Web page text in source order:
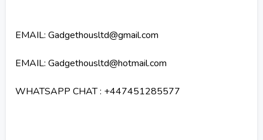
EMAIL: Gadgethousltd@gmail.com
EMAIL: Gadgethousltd@hotmail.com
WHATSAPP CHAT : +447451285577